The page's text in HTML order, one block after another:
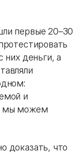
первые 20–30
них деньги, а
и
мы можем
доказать, что